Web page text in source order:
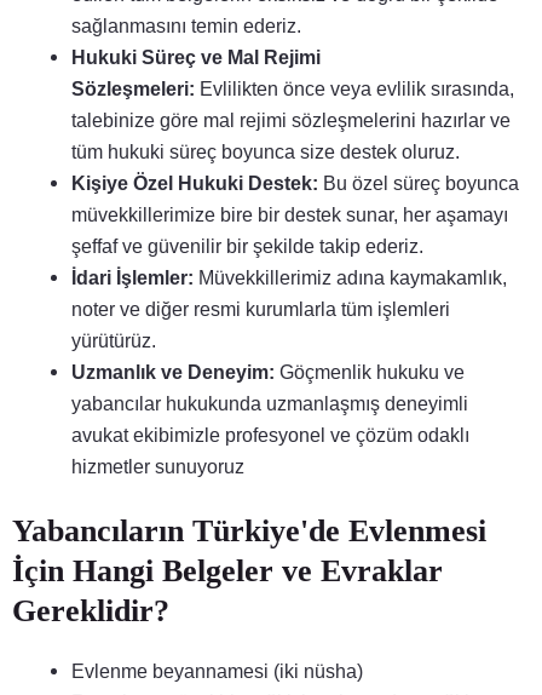
sağlanmasını temin ederiz.
Hukuki Süreç ve Mal Rejimi
Sözleşmeleri: Evlilikten önce veya evlilik sırasında,
talebinize göre mal rejimi sözleşmelerini hazırlar ve
tüm hukuki süreç boyunca size destek oluruz.
Kişiye Özel Hukuki Destek: Bu özel süreç boyunca
müvekkillerimize bire bir destek sunar, her aşamayı
şeffaf ve güvenilir bir şekilde takip ederiz.
İdari İşlemler: Müvekkillerimiz adına kaymakamlık,
noter ve diğer resmi kurumlarla tüm işlemleri
yürütürüz.
Uzmanlık ve Deneyim: Göçmenlik hukuku ve
yabancılar hukukunda uzmanlaşmış deneyimli
avukat ekibimizle profesyonel ve çözüm odaklı
hizmetler sunuyoruz
Yabancıların Türkiye'de Evlenmesi
İçin Hangi Belgeler ve Evraklar
Gereklidir?
Evlenme beyannamesi (iki nüsha)